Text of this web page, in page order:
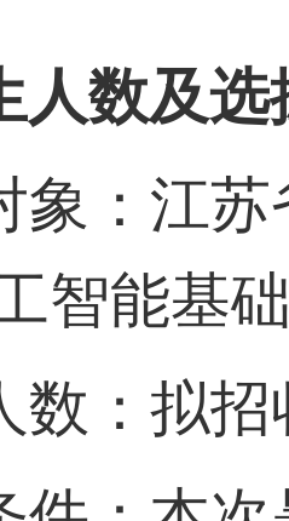
人数及选
象：江
智能基
数：拟